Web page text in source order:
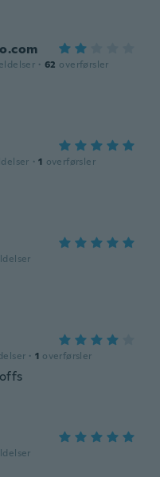
· 62 overførsler
· 1 overførsler
· 1 overførsler